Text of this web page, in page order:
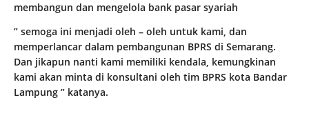
membangun dan mengelola bank pasar syariah
” semoga ini menjadi oleh – oleh untuk kami, dan
memperlancar dalam pembangunan BPRS di Semarang.
Dan jikapun nanti kami memiliki kendala, kemungkinan
kami akan minta di konsultani oleh tim BPRS kota Bandar
Lampung ” katanya.